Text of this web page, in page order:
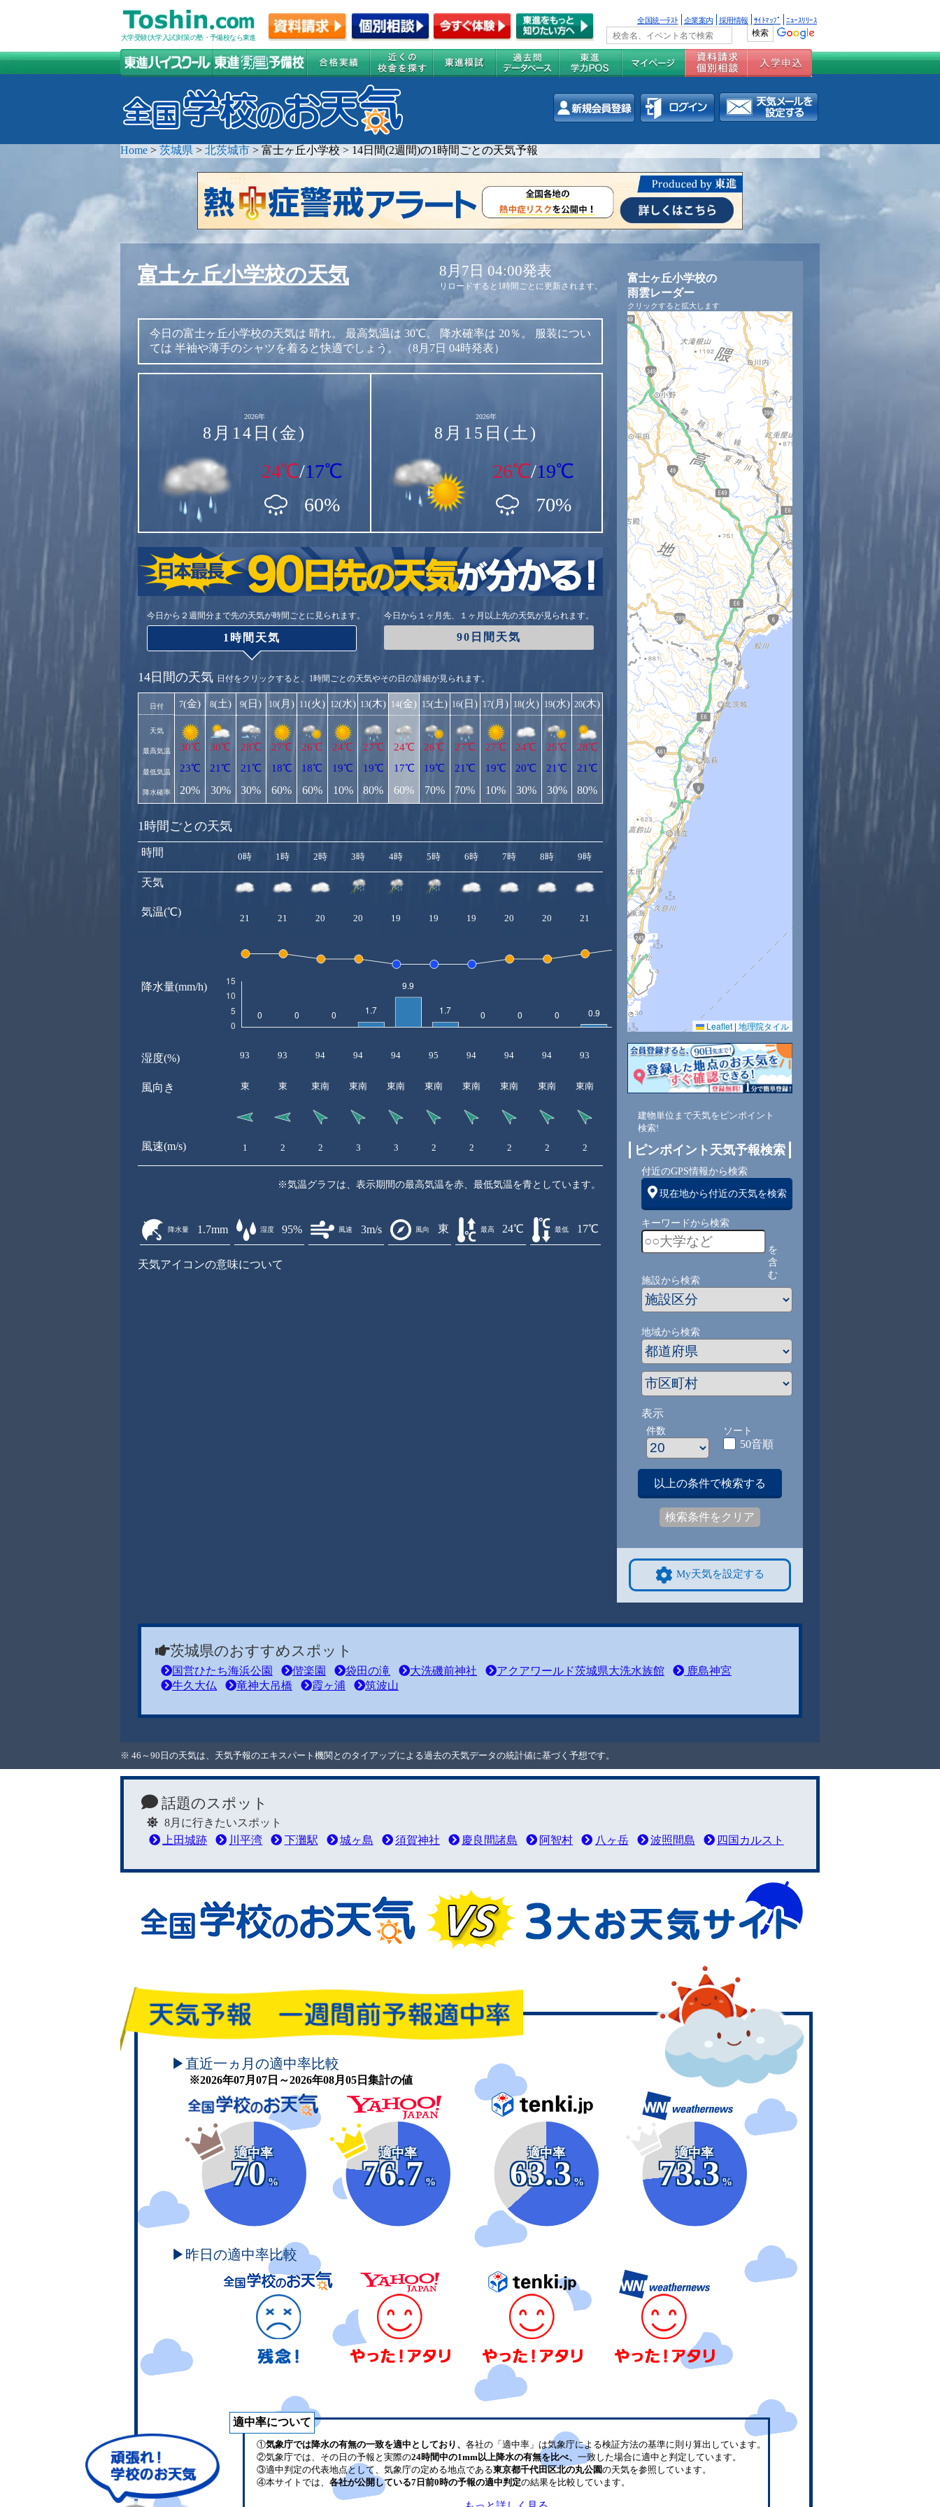
大学受験(大学入試)対策の塾・予備校なら東進
全国統一ﾃｽﾄ 企業案内 採用情報 ｻｲﾄﾏｯﾌﾟ ﾆｭｰｽﾘﾘｰｽ
Home > 茨城県 > 北茨城市 > 富士ヶ丘小学校 > 14日間(2週間)の1時間ごとの天気予報
富士ヶ丘小学校の天気 8月7日 04:00発表
リロードすると1時間ごとに更新されます。
今日の富士ヶ丘小学校の天気は 晴れ。 最高気温は 30℃。 降水確率は 20％。
服装につい
ては 半袖や薄手のシャツを着ると快適でしょう。 （8月7日 04時発表）
2026年
8月14日(金)
24℃/17℃
60%
2026年
8月15日(土)
26℃/19℃
70%
今日から２週間分まで先の天気が時間ごとに見られます。
1時間天気
今日から１ヶ月先、１ヶ月以上先の天気が見られます。
90日間天気
14日間の天気 日付をクリックすると、1時間ごとの天気やその日の詳細が見られます。
日付
天気
最高気温
最低気温
降水確率
7(金)
30℃
23℃
20%
8(土)
30℃
21℃
30%
9(日)
28℃
21℃
30%
10(月)
27℃
18℃
60%
11(火)
26℃
18℃
60%
12(水)
24℃
19℃
10%
13(木)
27℃
19℃
80%
14(金)
24℃
17℃
60%
15(土)
26℃
19℃
70%
16(日)
27℃
21℃
70%
17(月)
27℃
19℃
10%
18(火)
24℃
20℃
30%
19(水)
25℃
21℃
30%
20(木)
28℃
21℃
80%
1時間ごとの天気
時間
天気
気温(℃)
降水量(mm/h)
湿度(%)
風向き
風速(m/s)
0時 1時 2時 3時 4時 5時 6時 7時 8時 9時 10時 11時
21 21 20 20 19 19 19 20 20 21
93 93 94 94 94 95 94 94 94 93 91 87 85 85
東 東 東南 東南 東南 東南 東南 東南 東南 東南 東 東 東
1 2 2 3 3 2 2 2 2 2 2 3 3 3
※気温グラフは、表示期間の最高気温を赤、最低気温を青としています。
降水量 1.7mm 湿度 95% 風速 3m/s 風向 東 最高 24℃ 最低 17℃
天気アイコンの意味について
富士ヶ丘小学校の
雨雲レーダー
クリックすると拡大します
Leaflet | 地理院タイル
建物単位まで天気をピンポイント
検索!
ピンポイント天気予報検索
付近のGPS情報から検索
現在地から付近の天気を検索
キーワードから検索
を
含
む
施設から検索
地域から検索
表示
件数 ソート
50音順
以上の条件で検索する
検索条件をクリア
My天気を設定する
茨城県のおすすめスポット
国営ひたち海浜公園 偕楽園 袋田の滝 大洗磯前神社 アクアワールド茨城県大洗水族館
鹿島神宮
牛久大仏
竜神大吊橋 霞ヶ浦 筑波山
※ 46～90日の天気は、天気予報のエキスパート機関とのタイアップによる過去の天気データの統計値に基づく予想です。
話題のスポット
8月に行きたいスポット
上田城跡
川平湾 下灘駅 城ヶ島 須賀神社 慶良間諸島 阿智村 八ヶ岳 波照間島 四国カルスト
頑張れ！学校のお天気
▶直近一ヵ月の適中率比較
※2026年07月07日～2026年08月05日集計の値
適中率
70
%
適中率
76.7
%
適中率
63.3
%
適中率
73.3
%
▶昨日の適中率比較
適中率について
①気象庁では降水の有無の一致を適中としており、 各社の「適中率」は気象庁による検証方法の基準に則り算出しています。
②気象庁では、その日の予報と実際の24時間中の1mm以上降水の有無を比べ、 一致した場合に適中と判定しています。
③適中判定の代表地点として、気象庁の定める地点である東京都千代田区北の丸公園の天気を参照しています。
④本サイトでは、 各社が公開している7日前0時の予報の適中判定の結果を比較しています。